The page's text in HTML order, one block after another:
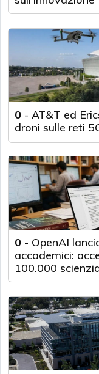
0 - AT&T ed
droni sulle reti
0 - OpenAI
accademici:
100.000